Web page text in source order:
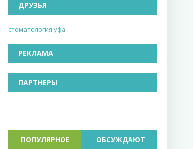
ДРУЗЬЯ
стоматология уфа
РЕКЛАМА
ПАРТНЕРЫ
ПОПУЛЯРНОЕ ОБСУЖДАЮТ